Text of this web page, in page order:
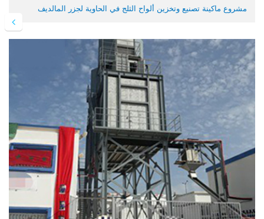
مشروع ماكينة تصنيع وتخزين ألواح الثلج في الحاوية لجزر المالديف